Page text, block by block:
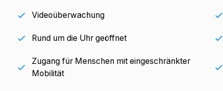
Videoüberwachung
Rund um die Uhr geöffnet
Zugang für Menschen mit eingeschränkter
Mobilität